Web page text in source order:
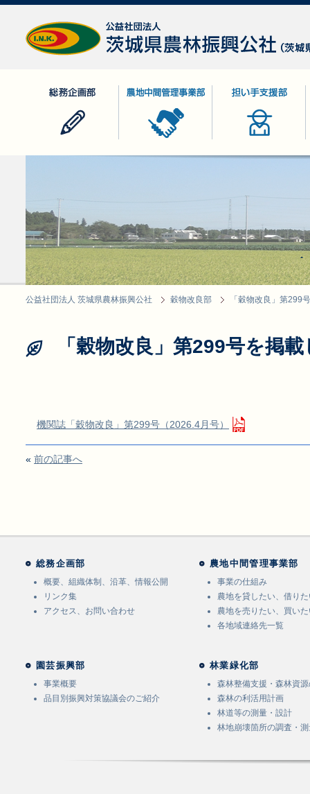
公益社団法人 茨城県農林振興公社 穀物改良部 「穀物改良」第299
「穀物改良」第299号を掲
機関誌「穀物改良」第299号（2026.4月号）
« 前の記事へ
総務企画部
概要、組織体制、沿革、情報公開
リンク集
アクセス、お問い合わせ
園芸振興部
事業概要
品目別振興対策協議会のご紹介
農地中間管理事業部
事業の仕組み
農地を貸したい、借り
農地を売りたい、買い
各地域連絡先一覧
林業緑化部
森林整備支援・森林資
森林の利活用計画
林道等の測量・設計
林地崩壊箇所の調査・